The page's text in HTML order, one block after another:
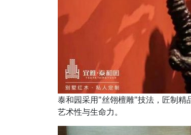
泰和园采用"丝翎檀雕"技法，匠制精
艺术性与生命力。